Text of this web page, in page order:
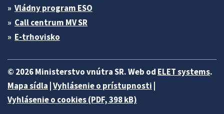
Vládny program ESO
Call centrum MV SR
E-trhovisko
© 2026 Ministerstvo vnútra SR. Web od ELET systems.
Mapa sídla Vyhlásenie o prístupnosti
Vyhlásenie o cookies (PDF, 398 kB)